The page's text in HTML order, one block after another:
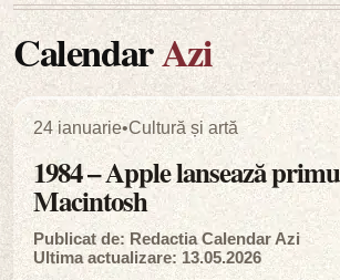
CalendarAzi
24 ianuarie•Cultură și artă
1984 – Apple lansează
Macintosh
Publicat de: Redactia Calendar Azi
Ultima actualizare: 13.05.2026